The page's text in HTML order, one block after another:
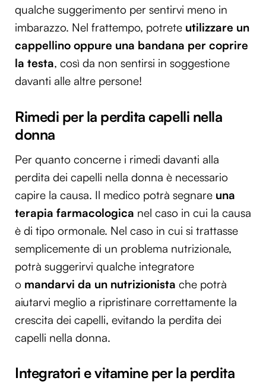
qualche suggerimento per sentirvi meno in
imbarazzo. Nel frattempo, potrete utilizzare un
cappellino oppure una bandana per coprire
la testa, così da non sentirsi in soggestione
davanti alle altre persone!
Rimedi per la perdita capelli nella
donna
Per quanto concerne i rimedi davanti alla
perdita dei capelli nella donna è necessario
capire la causa. Il medico potrà segnare una
terapia farmacologica nel caso in cui la causa
è di tipo ormonale. Nel caso in cui si trattasse
semplicemente di un problema nutrizionale,
potrà suggerirvi qualche integratore
o mandarvi da un nutrizionista che potrà
aiutarvi meglio a ripristinare correttamente la
crescita dei capelli, evitando la perdita dei
capelli nella donna.
Integratori e vitamine per la perdita